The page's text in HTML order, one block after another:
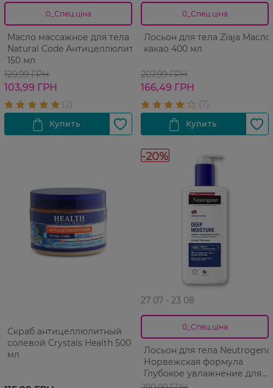
0_Спец.ціна
Масло массажное для тела
Natural Code Антицеллюлит
150 мл
129,99 ГРН
103,99 ГРН
0_Спец.ціна
Лосьон для тела Ziaja Масло
какао 400 мл
207,99 ГРН
166,49 ГРН
Скраб антицеллюлитный
солевой Crystals Health 500
мл
-20%
27 07 - 23 08
0_Спец.ціна
Лосьон для тела Neutrogena
Норвежская формула
Глубокое увлажнение для
сухой кожи 250 мл